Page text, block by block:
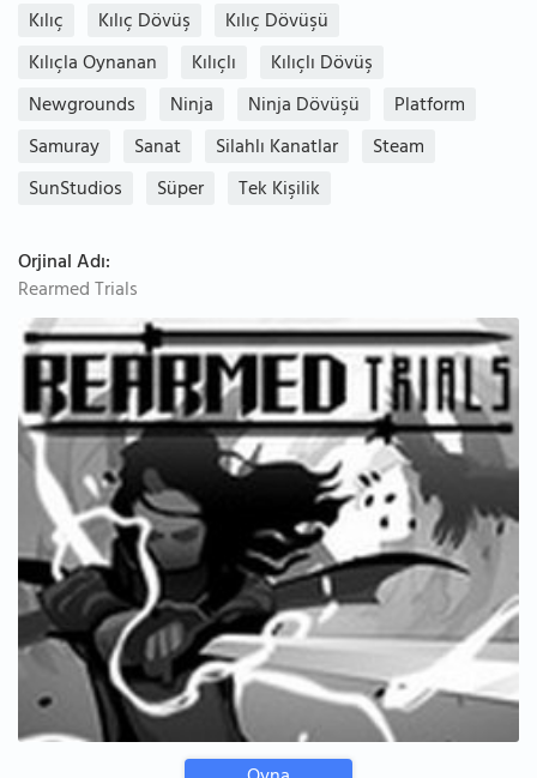
Kılıç
Kılıç Dövüş
Kılıç Dövüşü
Kılıçla Oynanan
Kılıçlı
Kılıçlı Dövüş
Newgrounds
Ninja Ninja Dövüşü
Platform
Samuray
Sanat Silahlı Kanatlar
Steam
SunStudios
Süper Tek Kişilik
Orjinal Adı:
Rearmed Trials